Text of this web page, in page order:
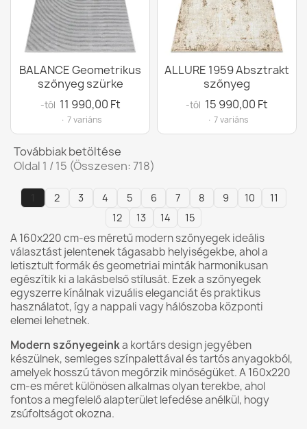
BALANCE Geometrikus
szőnyeg szürke
-tól 11 990,00 Ft
· 7 variáns
ALLURE 1959 Absztrakt
szőnyeg
-tól 15 990,00 Ft
· 7 variáns
Továbbiak betöltése
Oldal 1 / 15 (Összesen: 718)
2 3 4 5 6 7 8 9 10
11
12
13 14 15
A 160x220 cm-es méretű modern szőnyegek ideális
választást jelentenek tágasabb helyiségekbe, ahol a
letisztult formák és geometriai minták harmonikusan
egészítik ki a lakásbelső stílusát. Ezek a szőnyegek
egyszerre kínálnak vizuális eleganciát és praktikus
használatot, így a nappali vagy hálószoba központi
elemei lehetnek.
Modern szőnyegeinka kortárs design jegyében
készülnek, semleges színpalettával és tartós anyagokból,
amelyek hosszú távon megőrzik minőségüket. A 160x220
cm-es méret különösen alkalmas olyan terekbe, ahol
fontos a megfelelő alapterület lefedése anélkül, hogy
zsúfoltságot okozna.